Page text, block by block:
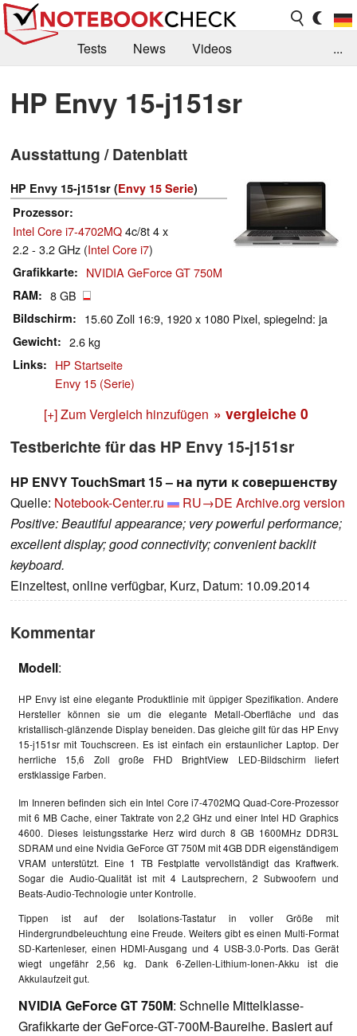
Tests News
Videos
Kaufberatung
Deals Suche
Forum
...
HP Envy 15-j151sr
Ausstattung / Datenblatt
HP Envy 15-j151sr (Envy 15 Serie)
Prozessor
Intel Core i7-4702MQ4c/8t 4 x
2.2 - 3.2 GHz (Intel Core i7)
Grafikkarte NVIDIA GeForce GT 750M
RAM 8 GB
Bildschirm 15.60 Zoll 16:9, 1920 x 1080 Pixel, spiegelnd: ja
Gewicht 2.6 kg
Links
HP Startseite
Envy 15 (Serie)
[+] Zum Vergleich hinzufügen » vergleiche 0
Testberichte für das HP Envy 15-j151sr
HP ENVY TouchSmart 15 – на пути к совершенству
Quelle: Notebook-Center.ru RU→DE Archive.org version
Positive: Beautiful appearance; very powerful performance;
excellent display; good connectivity; convenient backlit
keyboard.
Einzeltest, online verfügbar, Kurz, Datum: 10.09.2014
Kommentar
Modell:
HP Envy ist eine elegante Produktlinie mit üppiger Spezifikation. Andere
Hersteller können sie um die elegante Metall-Oberfläche und das
kristallisch-glänzende Display beneiden. Das gleiche gilt für das HP Envy
15-j151sr mit Touchscreen. Es ist einfach ein erstaunlicher Laptop. Der
herrliche 15,6 Zoll große FHD BrightView LED-Bildschirm liefert
erstklassige Farben.
Im Inneren befinden sich ein Intel Core i7-4702MQ Quad-Core-Prozessor
mit 6 MB Cache, einer Taktrate von 2,2 GHz und einer Intel HD Graphics
4600. Dieses leistungsstarke Herz wird durch 8 GB 1600MHz DDR3L
SDRAM und eine Nvidia GeForce GT 750M mit 4GB DDR eigenständigem
VRAM unterstützt. Eine 1 TB Festplatte vervollständigt das Kraftwerk.
Sogar die Audio-Qualität ist mit 4 Lautsprechern, 2 Subwoofern und
Beats-Audio-Technologie unter Kontrolle.
Tippen ist auf der Isolations-Tastatur in voller Größe mit
Hindergrundbeleuchtung eine Freude. Weiters gibt es einen Multi-Format
SD-Kartenleser, einen HDMI-Ausgang und 4 USB-3.0-Ports. Das Gerät
wiegt ungefähr 2,56 kg. Dank 6-Zellen-Lithium-Ionen-Akku ist die
Akkulaufzeit gut.
NVIDIA GeForce GT 750M: Schnelle Mittelklasse-
Grafikkarte der GeForce-GT-700M-Baureihe. Basiert auf